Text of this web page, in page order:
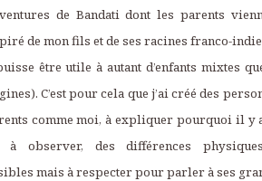
de Bandati dont les parents
de mon fils et de ses racines franco-
être utile à autant d’enfants mixtes
C’est pour cela que j’ai créé des
comme moi, à expliquer pourquoi il y
observer, des différences
mais à respecter pour parler à ses